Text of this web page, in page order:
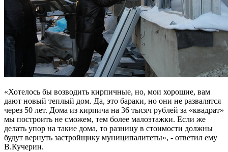
«Хотелось бы возводить кирпичные, но, мои хорошие, вам
дают новый теплый дом. Да, это бараки, но они не развалятся
через 50 лет. Дома из кирпича на 36 тысяч рублей за «квадрат»
мы построить не сможем, тем более малоэтажки. Если же
делать упор на такие дома, то разницу в стоимости должны
будут вернуть застройщику муниципалитеты», - ответил ему
В.Кучерин.